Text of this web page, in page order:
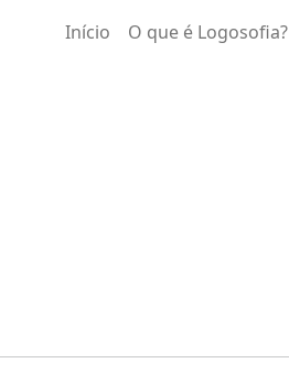
Início O que é Logosofia?